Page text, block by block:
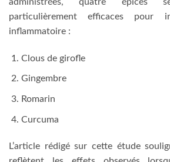
particulièrement efficaces pour
inflammatoire :
Clous de girofle
Gingembre
Romarin
Curcuma
L’article rédigé sur cette étude